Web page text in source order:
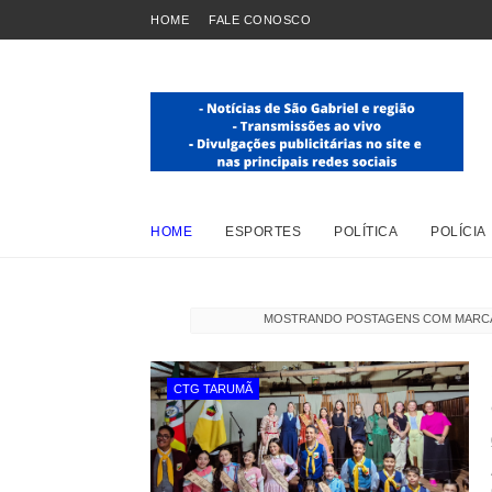
HOME FALE CONOSCO
HOME ESPORTES POLÍTICA POLÍCIA
MOSTRANDO POSTAGENS COM
CTG TARUMÃ